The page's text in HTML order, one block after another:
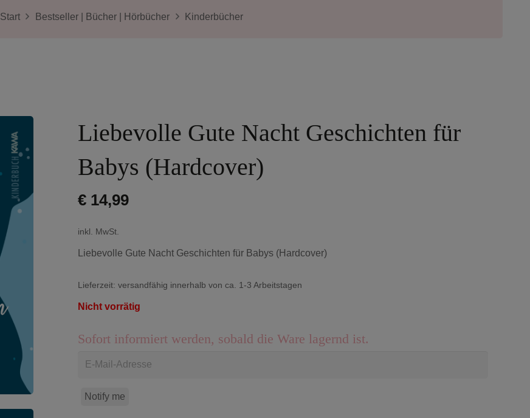
Start Bestseller | Bücher | Hörbücher Kinderbücher
Liebevolle Gute Nacht Geschichten für
Babys (Hardcover)
€14,99
inkl. MwSt.
Liebevolle Gute Nacht Geschichten für Babys (Hardcover)
Lieferzeit: versandfähig innerhalb von ca. 1-3 Arbeitstagen
Nicht vorrätig
Sofort informiert werden, sobald die Ware lagernd ist.
Notify me